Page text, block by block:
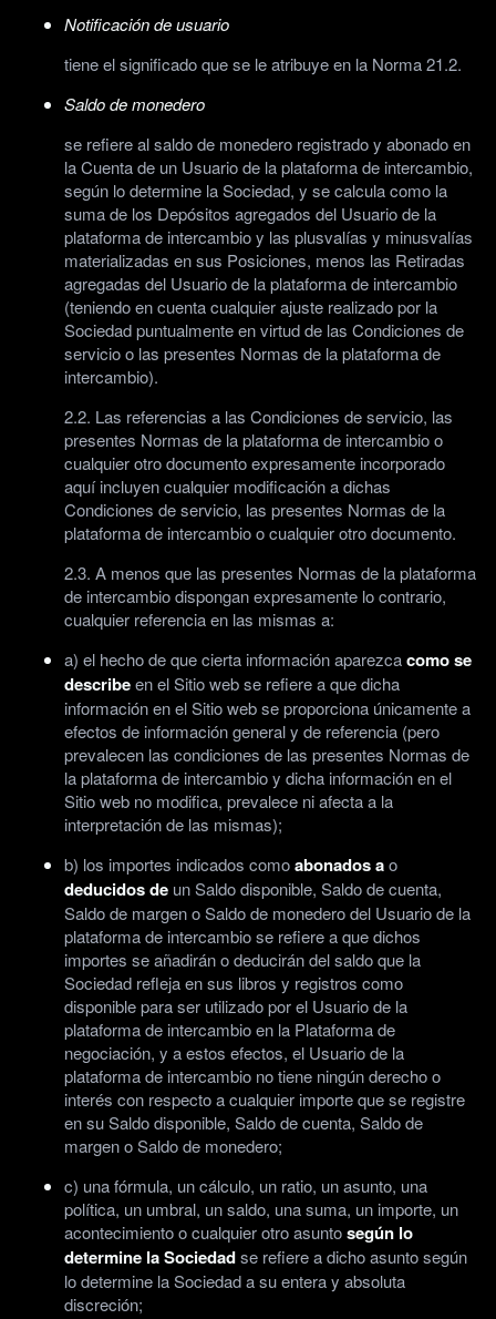
Notificación de usuario
tiene el significado que se le atribuye en la Norma 21.2.
Saldo de monedero
se refiere al saldo de monedero registrado y abonado en
la Cuenta de un Usuario de la plataforma de intercambio,
según lo determine la Sociedad, y se calcula como la
suma de los Depósitos agregados del Usuario de la
plataforma de intercambio y las plusvalías y minusvalías
materializadas en sus Posiciones, menos las Retiradas
agregadas del Usuario de la plataforma de intercambio
(teniendo en cuenta cualquier ajuste realizado por la
Sociedad puntualmente en virtud de las Condiciones de
servicio o las presentes Normas de la plataforma de
intercambio).
2.2. Las referencias a las Condiciones de servicio, las
presentes Normas de la plataforma de intercambio o
cualquier otro documento expresamente incorporado
aquí incluyen cualquier modificación a dichas
Condiciones de servicio, las presentes Normas de la
plataforma de intercambio o cualquier otro documento.
2.3. A menos que las presentes Normas de la plataforma
de intercambio dispongan expresamente lo contrario,
cualquier referencia en las mismas a:
a) el hecho de que cierta información aparezcacomo se
describeen el Sitio web se refiere a que dicha
información en el Sitio web se proporciona únicamente a
efectos de información general y de referencia (pero
prevalecen las condiciones de las presentes Normas de
la plataforma de intercambio y dicha información en el
Sitio web no modifica, prevalece ni afecta a la
interpretación de las mismas);
b) los importes indicados comoabonados ao
deducidos de un Saldo disponible, Saldo de cuenta,
Saldo de margen o Saldo de monedero del Usuario de la
plataforma de intercambio se refiere a que dichos
importes se añadirán o deducirán del saldo que la
Sociedad refleja en sus libros y registros como
disponible para ser utilizado por el Usuario de la
plataforma de intercambio en la Plataforma de
negociación, y a estos efectos, el Usuario de la
plataforma de intercambio no tiene ningún derecho o
interés con respecto a cualquier importe que se registre
en su Saldo disponible, Saldo de cuenta, Saldo de
margen o Saldo de monedero;
c) una fórmula, un cálculo, un ratio, un asunto, una
política, un umbral, un saldo, una suma, un importe, un
acontecimiento o cualquier otro asuntosegún lo
determine la Sociedadse refiere a dicho asunto según
lo determine la Sociedad a su entera y absoluta
discreción;